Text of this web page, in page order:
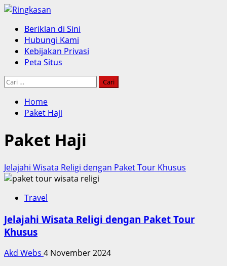
Skip
content
Primary
Menu
Beriklan di Sini
Hubungi Kami
Kebijakan Privasi
Peta Situs
Cari
Home
Paket Haji
Paket Haji
Jelajahi Wisata Religi dengan Paket Tour Khusus
Travel
Jelajahi Wisata Religi dengan Paket Tour
Khusus
Akd Webs 4 November 2024